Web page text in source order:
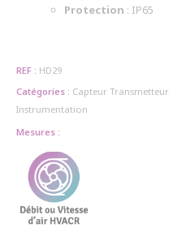
Protection : IP65
REF : HD29
Catégories : Capteur Transmetteur
Instrumentation
Mesures :